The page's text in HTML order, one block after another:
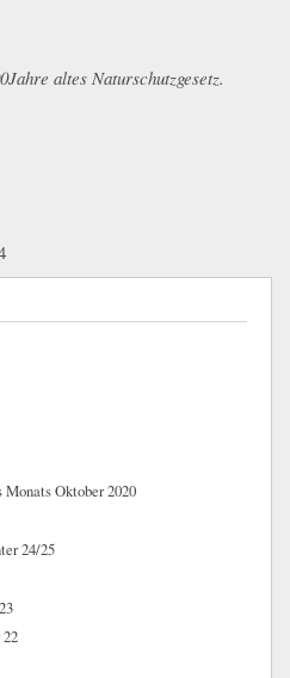
altes Naturschutzgesetz.
Monats Oktober 2020
24/25